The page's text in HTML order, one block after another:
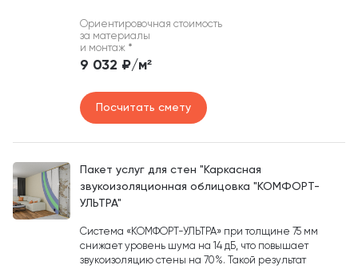
Ориентировочная стоимость
за материалы
и монтаж *
9 032 ₽/м²
Посчитать смету
Пакет услуг для стен "Каркасная
звукоизоляционная облицовка "КОМФОРТ-
УЛЬТРА"
Система «КОМФОРТ-УЛЬТРА» при толщине 75 мм
снижает уровень шума на 14 дБ, что повышает
звукоизоляцию стены на 70%. Такой результат